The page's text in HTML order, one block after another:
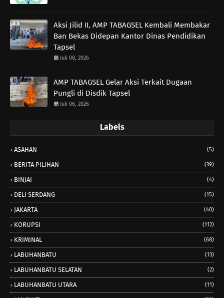
Aksi Jilid II, AMP TABAGSEL Kembali Membakar
Ban Bekas Didepan Kantor Dinas Pendidikan
Tapsel
Juli 08, 2026
AMP TABAGSEL Gelar Aksi Terkait Dugaan
Pungli di Disdik Tapsel
Juli 06, 2026
Labels
ASAHAN (5)
BERITA PILIHAN (39)
BINJAI (4)
DELI SERDANG (15)
JAKARTA (40)
KORUPSI (112)
KRIMINAL (68)
LABUHANBATU (13)
LABUHANBATU SELATAN (2)
LABUHANBATU UTARA (11)